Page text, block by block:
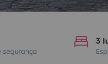
segurança
3